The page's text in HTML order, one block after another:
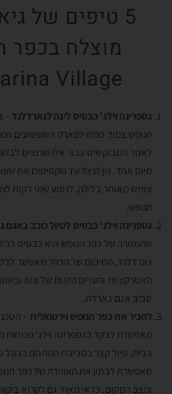
5 טיפים של
מוצלח בכפר
Village
גספרינה וילג' כבסיס לינה לגארדלנד –
הנופש צמוד ממש לפארק השעשועים
לאחד המבוקשים עבור אלו שרוצים
מיום אחד. נין לנצל עד מקסימום את
וממש מאוחר בלילה, לנסוע שתי דקות
הנופש.
גספרינה וילג' כבסיס לטיול כוכב באגם
שהמטרה של כפר הנופש היא כבסיס
גארדלנד, המיקום של הכפר מאפשר
האטרקציות והערים היפות של ונטו
סביב אגם גארדה.
להכיר את כפר הנופש וירטואלית –
מאפשרת לבקר בגספרינה וילג'
בבית. טיול קצר בסביבת המתחם בגוגל
מאפשרת לבחון את האווירה של כפר
ומצב המקום. כדאי מאוד גם לקרוא